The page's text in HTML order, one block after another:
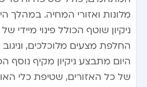
מלונות ואזורי המחיה. במהלך
ניקיון שוטף הכולל פינוי מיידי
החלפת מצעים מלוכלכים,
היום מתבצע ניקיון מקיף נוסף
של כל האזורים, שטיפת כלי